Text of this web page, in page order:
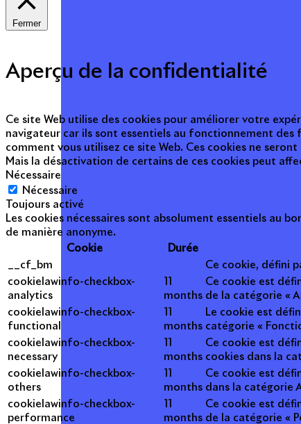
Fermer
Aperçu de la confidentialité
Ce site Web utilise des cookies pour améliorer votre
navigateur car ils sont essentiels au fonctionnement des
comment vous utilisez ce site Web. Ces cookies ne
Mais la désactivation de certains de ces cookies peut
Nécessaire
Nécessaire
Toujours activé
Les cookies nécessaires sont absolument essentiels au
de manière anonyme.
Cookie
Durée
__cf_bm
Ce cookie, défini
cookielawinfo-checkbox-
analytics
months
Ce cookie est
de la catégorie «
cookielawinfo-checkbox-
functional
months
Le cookie est
catégorie «
cookielawinfo-checkbox-
necessary
months
Ce cookie est
cookies dans la
cookielawinfo-checkbox-
others
months
Ce cookie est
dans la catégorie
cookielawinfo-checkbox-
performance
months
Ce cookie est
de la catégorie «